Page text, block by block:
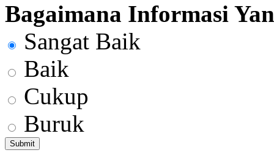
Bagaimana Informasi
Sangat Baik
Baik
Cukup
Buruk